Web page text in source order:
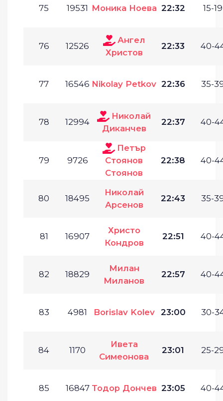
75 19531 Моника Ноева 22:32 15-
76 12526
Ангел
Христов
22:33 40-
77 16546 Nikolay Petkov 22:36 35-
78 12994
Николай
Диканчев
22:37 40-
79 9726
Петър
Стоянов
Стоянов
22:38 40-
80 18495
Николай
Арсенов
22:43 35-
81 16907
Христо
Кондров
22:51 40-
82 18829
Милан
Миланов
22:57 40-
83 4981 Borislav Kolev 23:00 30-
84 1170
Ивета
Симеонова
23:01 25-
85 16847 Тодор Дончев 23:05 40-